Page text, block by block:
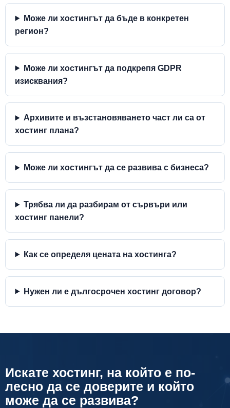
Може ли хостингът да бъде в конкретен
регион?
Може ли хостингът да подкрепя GDPR
изисквания?
Архивите и възстановяването част ли са от
хостинг плана?
Може ли хостингът да се развива с бизнеса?
Трябва ли да разбирам от сървъри или
хостинг панели?
Как се определя цената на хостинга?
Нужен ли е дългосрочен хостинг договор?
Искате хостинг, на който е по-
лесно да се доверите и който
може да се развива?